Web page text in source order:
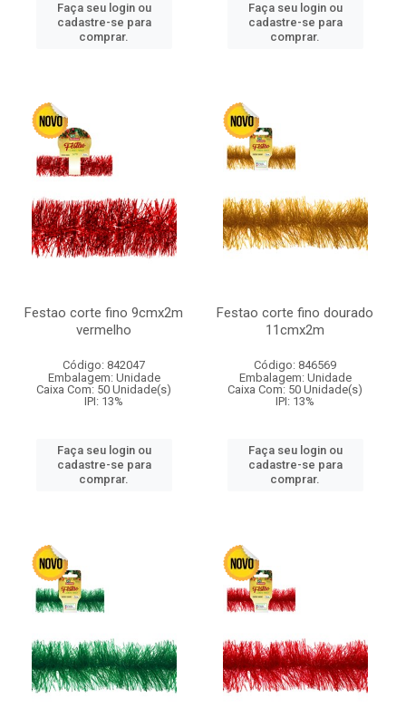
Faça seu login ou
cadastre-se para
comprar.
Faça seu login ou
cadastre-se para
comprar.
Festao corte fino 9cmx2m
vermelho
Código: 842047
Embalagem: Unidade
Caixa Com: 50 Unidade(s)
IPI: 13%
Faça seu login ou
cadastre-se para
comprar.
Festao corte fino dourado
11cmx2m
Código: 846569
Embalagem: Unidade
Caixa Com: 50 Unidade(s)
IPI: 13%
Faça seu login ou
cadastre-se para
comprar.